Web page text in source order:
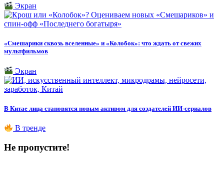
Экран
«Смешарики сквозь вселенные» и «Колобок»: что ждать от свежих
мультфильмов
Экран
В Китае лица становятся новым активом для создателей ИИ-сериалов
В тренде
Не пропустите!